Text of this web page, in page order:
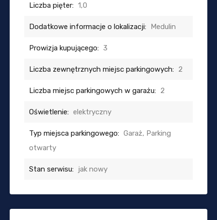
Liczba pięter: 1,0
Dodatkowe informacje o lokalizacji: Medulin
Prowizja kupującego: 3
Liczba zewnętrznych miejsc parkingowych: 2
Liczba miejsc parkingowych w garażu: 2
Oświetlenie: elektryczny
Typ miejsca parkingowego: Garaż, Parking
otwarty
Stan serwisu: jak nowy